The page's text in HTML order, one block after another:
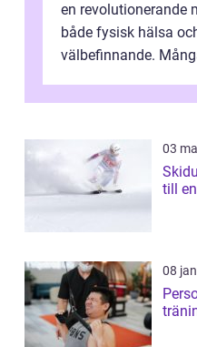
en revolutionerande
både fysisk hälsa
välbefinnande.
03
till
08